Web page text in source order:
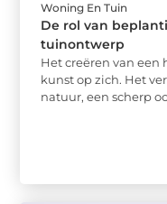
Woning En Tuin
De rol van
tuinontwerp
Het creëren van
kunst op zich. Het
natuur, een scherp